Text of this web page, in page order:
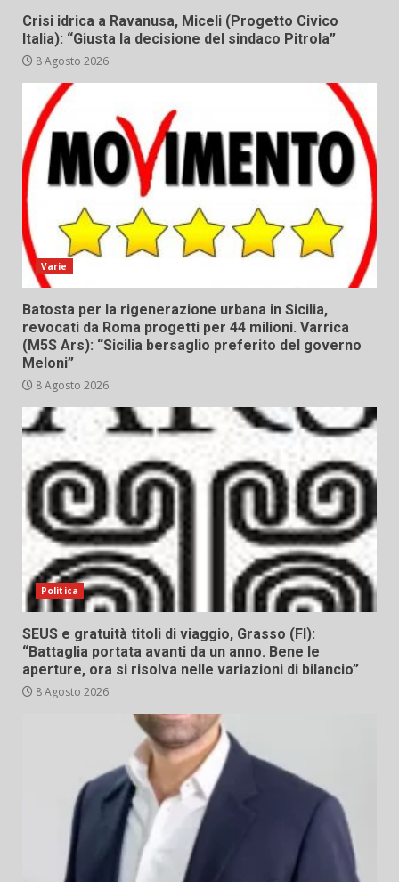
Crisi idrica a Ravanusa, Miceli (Progetto Civico
Italia): “Giusta la decisione del sindaco Pitrola”
8 Agosto 2026
Varie
Batosta per la rigenerazione urbana in Sicilia,
revocati da Roma progetti per 44 milioni. Varrica
(M5S Ars): “Sicilia bersaglio preferito del governo
Meloni”
8 Agosto 2026
Politica
SEUS e gratuità titoli di viaggio, Grasso (FI):
“Battaglia portata avanti da un anno. Bene le
aperture, ora si risolva nelle variazioni di bilancio”
8 Agosto 2026